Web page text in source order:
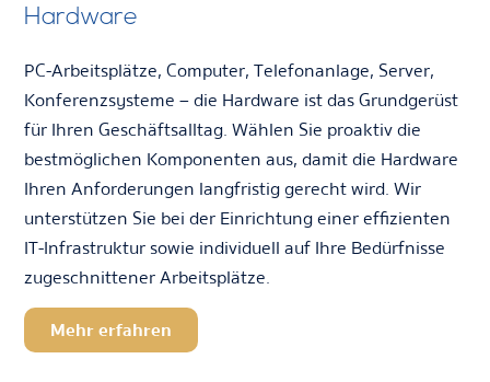
Hardware
PC-Arbeitsplätze, Computer, Telefonanlage, Server,
Konferenzsysteme – die Hardware ist das Grundgerüst
für Ihren Geschäftsalltag. Wählen Sie proaktiv die
bestmöglichen Komponenten aus, damit die Hardware
Ihren Anforderungen langfristig gerecht wird. Wir
unterstützen Sie bei der Einrichtung einer effizienten
IT-Infrastruktur sowie individuell auf Ihre Bedürfnisse
zugeschnittener Arbeitsplätze.
Mehr erfahren